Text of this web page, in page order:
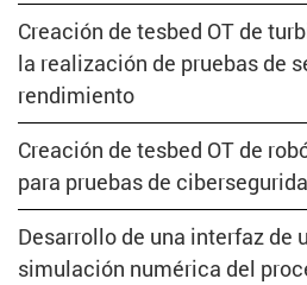
Creación de tesbed OT de
la realización de pruebas de
rendimiento
Creación de tesbed OT de
para pruebas de
Desarrollo de una interfaz de
simulación numérica del